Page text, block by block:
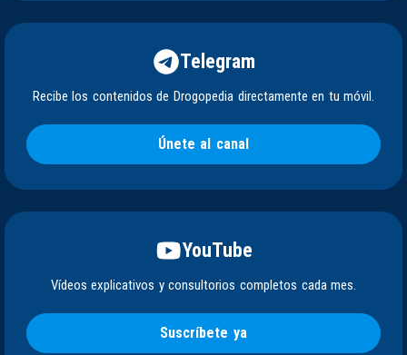
Telegram
Recibe los contenidos de Drogopedia directamente en tu móvil.
Únete al canal
YouTube
Vídeos explicativos y consultorios completos cada mes.
Suscríbete ya